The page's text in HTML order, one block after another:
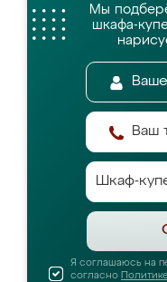
Мы
шкафа-
Я соглашаюсь на
согласно